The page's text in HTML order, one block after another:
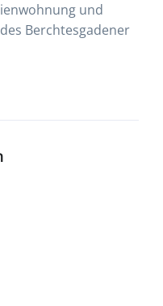
und
Berchtesgadener